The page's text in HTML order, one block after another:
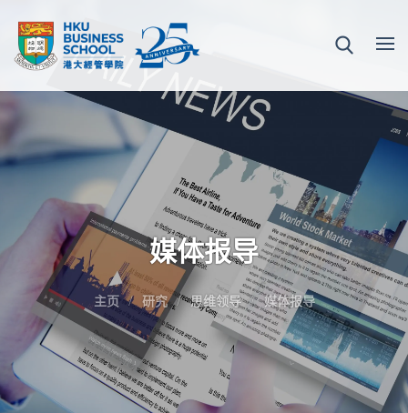
媒体报导
主页 研究 思维领导 媒体报导